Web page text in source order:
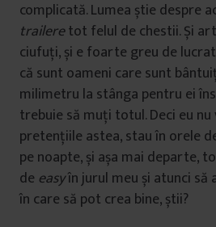
complicată. Lumea știe despre
traileretot felul de chestii. Și
ciufuți, și e foarte greu de
că sunt oameni care sunt
milimetru la stânga pentru ei
trebuie să muți totul. Deci eu nu
pretențiile astea, stau în orele
pe noapte, și așa mai departe,
de easyîn jurul meu și atunci să
în care să pot crea bine, știi?